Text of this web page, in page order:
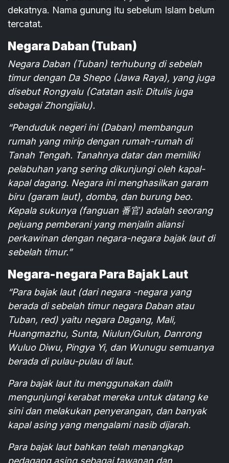
dekatnya. Nama gunung itu sebelum Islam belum
tercatat.
Negara Daban (Tuban)
Negara Daban (Tuban) terhubung di sebelah
timur dengan Da Shepo (Jawa Raya), yang juga
disebut Rongyalu (Catatan asli: Ditulis juga
sebagai Zhongjialu).
“Penduduk negeri ini (Daban) membangun
rumah yang mirip dengan rumah-rumah di
Tanah Tengah. Tanahnya datar dan memiliki
pelabuhan yang sering dikunjungi oleh kapal-
kapal dagang. Negara ini menghasilkan garam
biru (garam laut), domba, dan burung beo.
Kepala sukunya (fanguan 番官) adalah seorang
pejuang pemberani yang menjalin aliansi
perkawinan dengan negara-negara bajak laut di
sebelah timur.”
Negara-negara Para Bajak Laut
“Para bajak laut (dari negara -negara yang
berada di sebelah timur negara Daban atau
Tuban, red) yaitu negara Dagang, Mali,
Huangmazhu, Sunta, Niulun/Gulun, Danrong
Wuluo Diwu, Pingya Yi, dan Wunugu semuanya
berada di pulau-pulau di laut.
Para bajak laut itu menggunakan dalih
mengunjungi kerabat mereka untuk datang ke
sini dan melakukan penyerangan, dan banyak
kapal asing yang mengalami nasib dijarah.
Para bajak laut bahkan telah menangkap
pedagang asing sebagai tawanan dan